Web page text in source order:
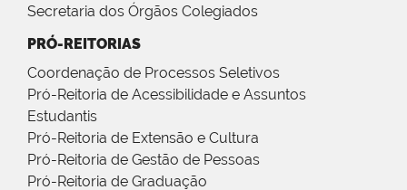
Secretaria dos Órgãos Colegiados
PRÓ-REITORIAS
Coordenação de Processos Seletivos
Pró-Reitoria de Acessibilidade e Assuntos
Estudantis
Pró-Reitoria de Extensão e Cultura
Pró-Reitoria de Gestão de Pessoas
Pró-Reitoria de Graduação